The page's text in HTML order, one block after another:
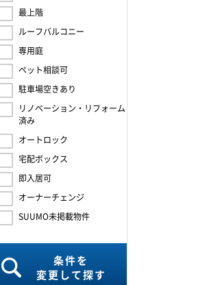
最上階
ルーフバルコニー
専用庭
ペット相談可
駐車場空きあり
リノベーション・リフォーム
済み
オートロック
宅配ボックス
即入居可
オーナーチェンジ
SUUMO未掲載物件
条件を
変更して探す